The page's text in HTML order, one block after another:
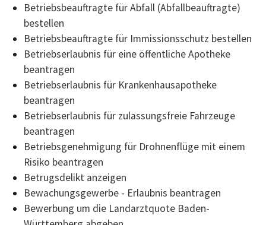
Betriebsbeauftragte für Abfall (Abfallbeauftragte)
bestellen
Betriebsbeauftragte für Immissionsschutz bestellen
Betriebserlaubnis für eine öffentliche Apotheke
beantragen
Betriebserlaubnis für Krankenhausapotheke
beantragen
Betriebserlaubnis für zulassungsfreie Fahrzeuge
beantragen
Betriebsgenehmigung für Drohnenflüge mit einem
Risiko beantragen
Betrugsdelikt anzeigen
Bewachungsgewerbe - Erlaubnis beantragen
Bewerbung um die Landarztquote Baden-